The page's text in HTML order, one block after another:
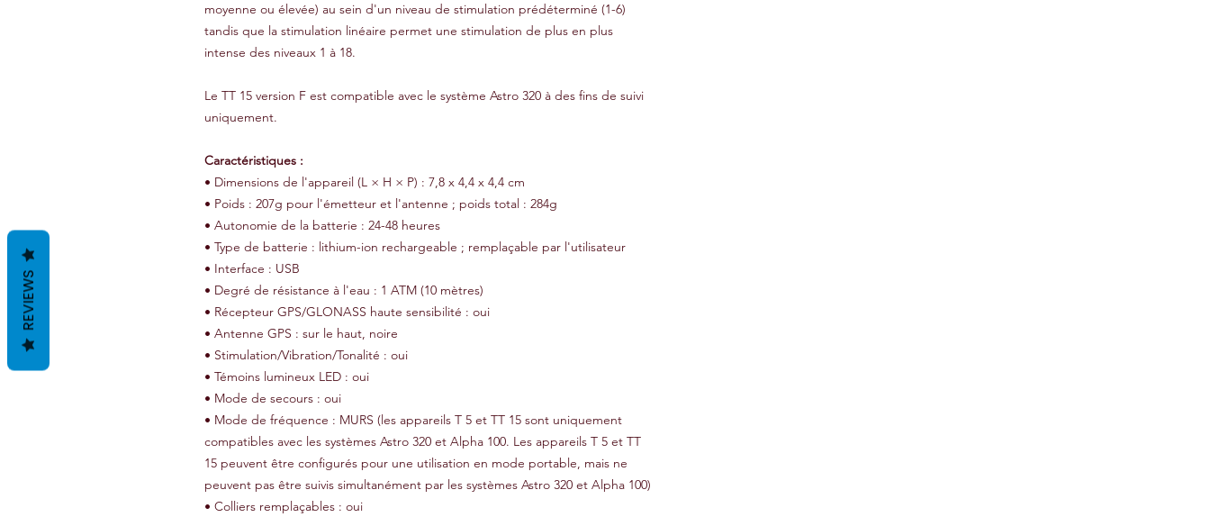
moyenne ou élevée) au sein d'un niveau de stimulation prédéterminé (1-6)
tandis que la stimulation linéaire permet une stimulation de plus en plus
intense des niveaux 1 à 18.
Le TT 15 version F est compatible avec le système Astro 320 à des fins de suivi
uniquement.
Caractéristiques :
• Dimensions de l'appareil (L × H × P) : 7,8 x 4,4 x 4,4 cm
• Poids : 207g pour l'émetteur et l'antenne ; poids total : 284g
• Autonomie de la batterie : 24-48 heures
• Type de batterie : lithium-ion rechargeable ; remplaçable par l'utilisateur
• Interface : USB
• Degré de résistance à l'eau : 1 ATM (10 mètres)
• Récepteur GPS/GLONASS haute sensibilité : oui
• Antenne GPS : sur le haut, noire
• Stimulation/Vibration/Tonalité : oui
• Témoins lumineux LED : oui
• Mode de secours : oui
• Mode de fréquence : MURS (les appareils T 5 et TT 15 sont uniquement
compatibles avec les systèmes Astro 320 et Alpha 100. Les appareils T 5 et TT
15 peuvent être configurés pour une utilisation en mode portable, mais ne
peuvent pas être suivis simultanément par les systèmes Astro 320 et Alpha 100)
• Colliers remplaçables : oui
REVIEWS